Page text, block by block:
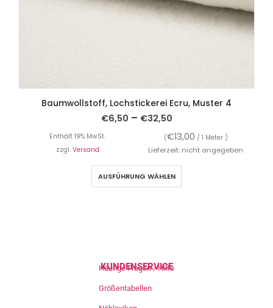
Baumwollstoff, Lochstickerei Ecru, Muster 4
€6,50 – €32,50
Enthält 19% MwSt. (€13,00 / 1 Meter )
zzgl. Versand Lieferzeit: nicht angegeben
AUSFÜHRUNG WÄHLEN
KUNDENSERVICE
Häufige Fragen / Hilfe
Größentabellen